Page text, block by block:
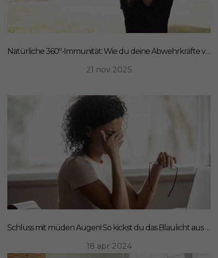
Natürliche 360º-Immunität: Wie du deine Abwehrkräfte von innen stärkst
21 nov 2025
Schluss mit müden Augen! So kickst du das Blaulicht aus deinem Leben
18 apr 2024